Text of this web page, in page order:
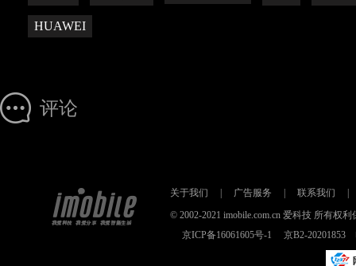
HUAWEI
评论
关于我们 广告服务 联系我们
© 2002-2021 imobile.com.cn 爱科技 所有权
京ICP备16061605号-1
京B2-20201853